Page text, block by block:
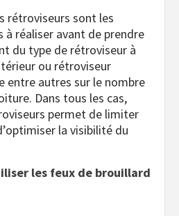
rétroviseurs sont les
réaliser avant de prendre
du type de rétroviseur à
ou rétroviseur
entre autres sur le nombre
Dans tous les cas,
permet de limiter
la visibilité du
les feux de brouillard